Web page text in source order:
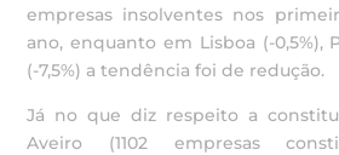
empresas insolventes nos
ano, enquanto em Lisboa (-0,5%),
(-7,5%) a tendência foi de redução.
Já no que diz respeito a
Aveiro (1102 empresas